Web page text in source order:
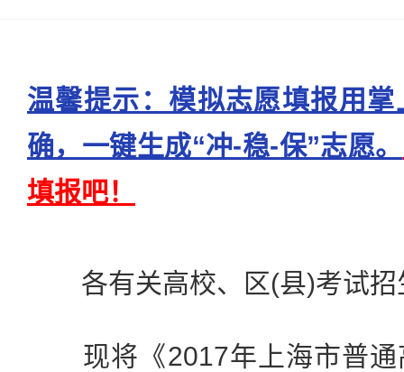
温馨提示：模拟志愿填报用
确，一键生成“冲-稳-保”志愿。
填报吧！
各有关高校、区(县)考试招
现将《2017年上海市普通